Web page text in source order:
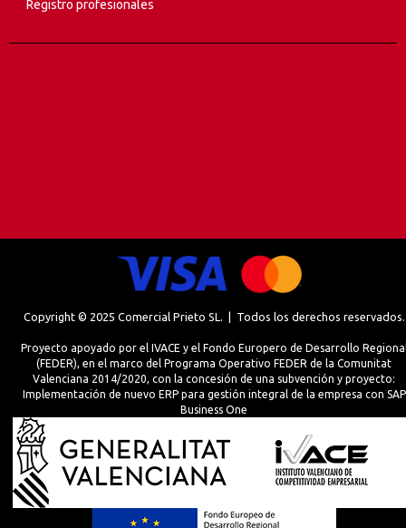
Registro profesionales
Copyright © 2025 Comercial Prieto SL. | Todos los derechos reservados.
Proyecto apoyado por el IVACE y el Fondo Europero de Desarrollo
(FEDER), en el marco del Programa Operativo FEDER de la Comunitat
Valenciana 2014/2020, con la concesión de una subvención y proyecto:
Implementación de nuevo ERP para gestión integral de la empresa con SAP
Business One